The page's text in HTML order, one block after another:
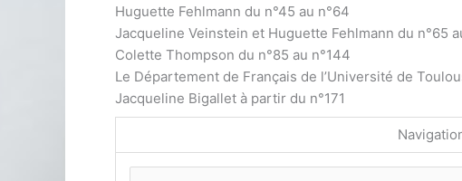
Huguette Fehlmann du n°45 au n°64
Jacqueline Veinstein et Huguette Fehlmann du n°65
Colette Thompson du n°85 au n°144
Le Département de Français de l’Université de
Jacqueline Bigallet à partir du n°171